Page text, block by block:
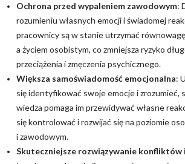
Ochrona przed wypaleniem zawodowym:
rozumieniu własnych emocji i świadomej
pracownicy są w stanie utrzymać
a życiem osobistym, co zmniejsza ryzyko
przeciążenia i zmęczenia psychicznego.
Większa samoświadomość emocjonalna:
się identyfikować swoje emocje i zrozumieć,
wiedza pomaga im przewidywać własne
się kontrolować i rozwijać się na poziomie
i zawodowym.
Skuteczniejsze rozwiązywanie konfliktów